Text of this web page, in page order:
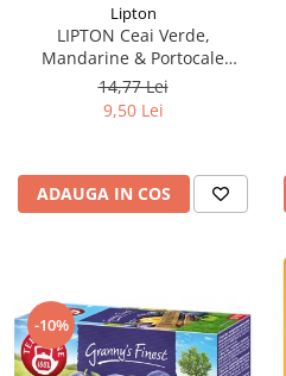
Lipton
LIPTON Ceai Verde,
Mandarine & Portocale
Piramide 20x2.1g (30.09.2026)
14,77 Lei
9,50 Lei
ADAUGA IN COS
-10%